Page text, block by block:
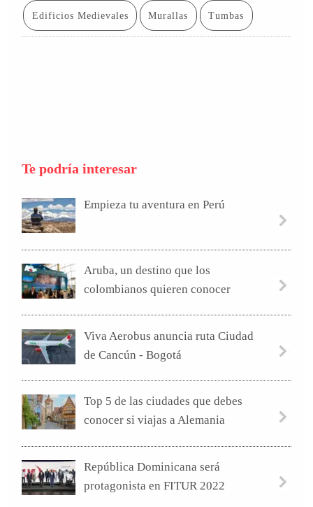
Edificios Medievales Murallas Tumbas
Te podría interesar
Empieza tu aventura en Perú
Aruba, un destino que los
colombianos quieren conocer
Viva Aerobus anuncia ruta Ciudad
de Cancún - Bogotá
Top 5 de las ciudades que debes
conocer si viajas a Alemania
República Dominicana será
protagonista en FITUR 2022